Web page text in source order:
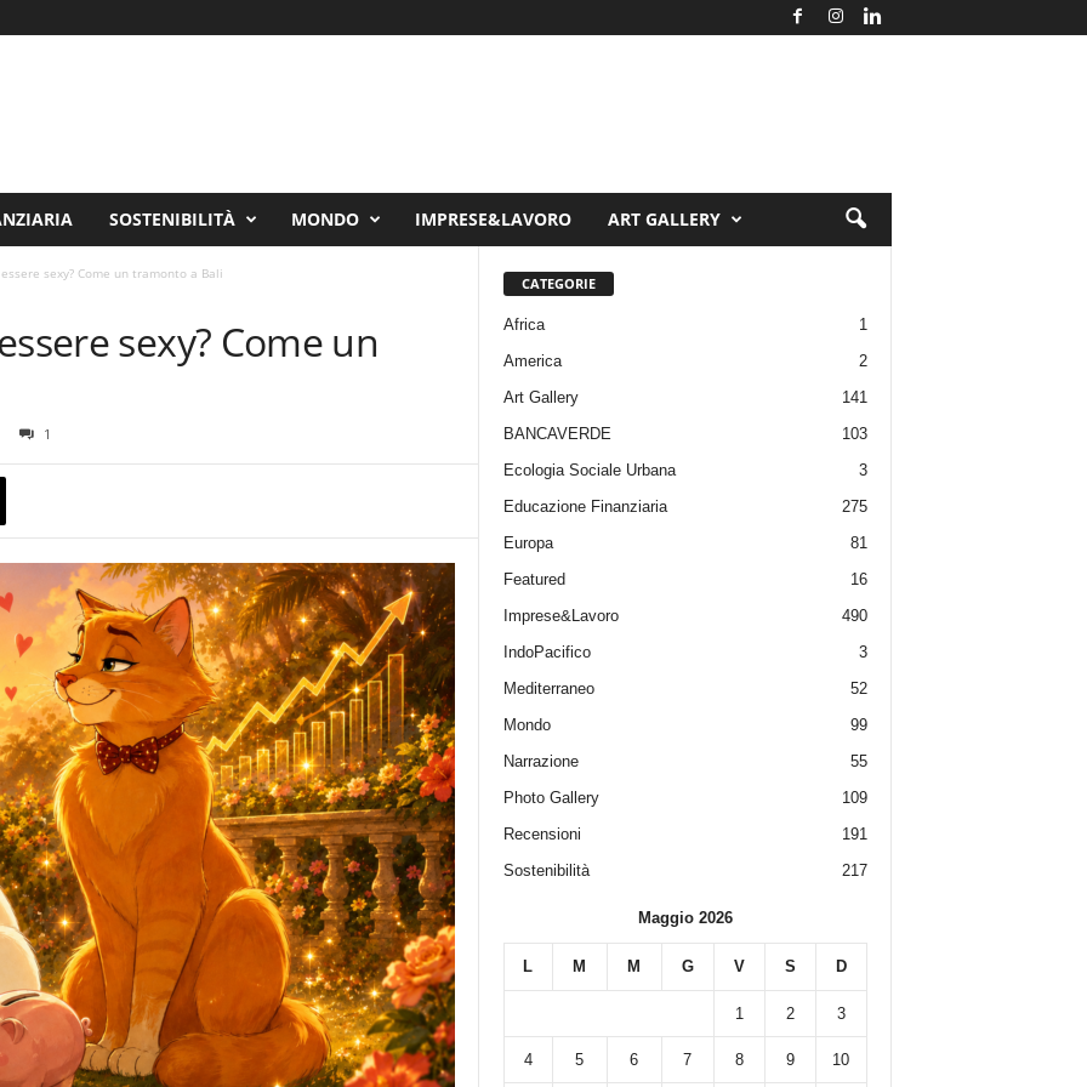
SOSTENIBILITÀ MONDO IMPRESE&LAVORO ART GALLERY
sexy? Come un tramonto a Bali
sexy? Come un
1
CATEGORIE
Africa
1
America
2
Art Gallery
141
BANCAVERDE
103
Ecologia Sociale Urbana
3
Educazione Finanziaria
275
Europa
81
Featured
16
Imprese&Lavoro
490
IndoPacifico
3
Mediterraneo
52
Mondo
99
Narrazione
55
Photo Gallery
109
Recensioni
191
Sostenibilità
217
Maggio 2026
L M M G V S D
1 2 3
4 5 6 7 8 9 10